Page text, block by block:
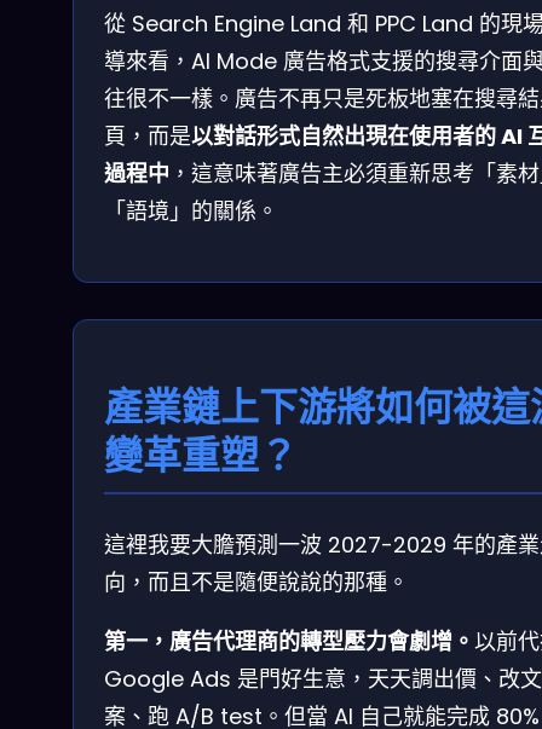
從 Search Engine Land 和 PPC Land 的現
導來看，AI Mode 廣告格式支援的搜尋介面
往很不一樣。廣告不再只是死板地塞在搜尋
頁，而是以對話形式自然出現在使用者的 AI
過程中 ，這意味著廣告主必須重新思考「素
「語境」的關係。
產業鏈上下游將如何被這
變革重塑？
這裡我要大膽預測一波 2027-2029 年的產
向，而且不是隨便說說的那種。
第一，廣告代理商的轉型壓力會劇增。 以前
Google Ads 是門好生意，天天調出價、改文
案、跑 A/B test。但當 AI 自己就能完成